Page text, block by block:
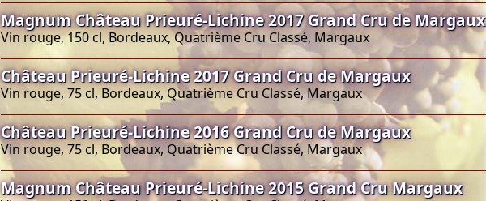
Magnum Château Prieuré-Lichine 2017 Grand Cru de Margaux
Vin rouge, 150 cl, Bordeaux, Quatrième Cru Classé, Margaux
Château Prieuré-Lichine 2017 Grand Cru de Margaux
Vin rouge, 75 cl, Bordeaux, Quatrième Cru Classé, Margaux
Château Prieuré-Lichine 2016 Grand Cru de Margaux
Vin rouge, 75 cl, Bordeaux, Quatrième Cru Classé, Margaux
Magnum Château Prieuré-Lichine 2015 Grand Cru Margaux